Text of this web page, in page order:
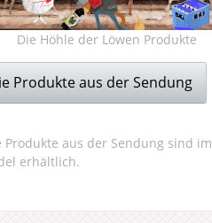
Die Höhle der Löwen Produkte
Produkte aus der Sendung
Produkte aus der Sendung sind im
erhältlich.